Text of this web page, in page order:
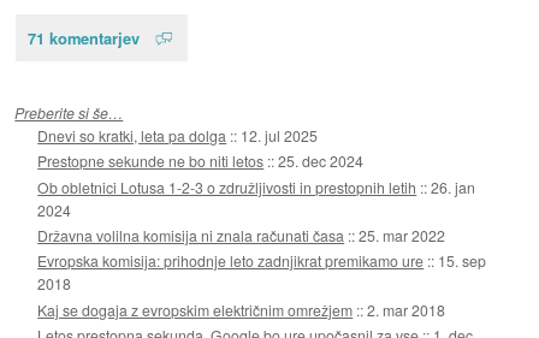
71 komentarjev
Preberite si še…
Dnevi so kratki, leta pa dolga :: 12. jul 2025
Prestopne sekunde ne bo niti letos ::25. dec 2024
Ob obletnici Lotusa 1-2-3 o združljivosti in prestopnih letih ::26. jan
2024
Državna volilna komisija ni znala računati časa ::25. mar 2022
Evropska komisija: prihodnje leto zadnjikrat premikamo ure :: 15. sep
2018
Kaj se dogaja z evropskim električnim omrežjem ::2. mar 2018